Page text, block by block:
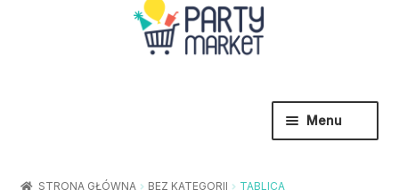
Menu
STRONA GŁÓWNA BEZ KATEGORII
TABLICA